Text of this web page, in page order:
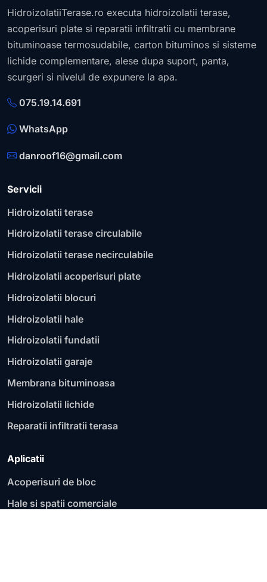
HidroizolatiiTerase.ro executa hidroizolatii terase,
acoperisuri plate si reparatii infiltratii cu membrane
bituminoase termosudabile, carton bituminos si sisteme
lichide complementare, alese dupa suport, panta,
scurgeri si nivelul de expunere la apa.
075.19.14.691
WhatsApp
danroof16@gmail.com
Servicii
Hidroizolatii terase
Hidroizolatii terase circulabile
Hidroizolatii terase necirculabile
Hidroizolatii acoperisuri plate
Hidroizolatii blocuri
Hidroizolatii hale
Hidroizolatii fundatii
Hidroizolatii garaje
Membrana bituminoasa
Hidroizolatii lichide
Reparatii infiltratii terasa
Aplicatii
Acoperisuri de bloc
Hale si spatii comerciale